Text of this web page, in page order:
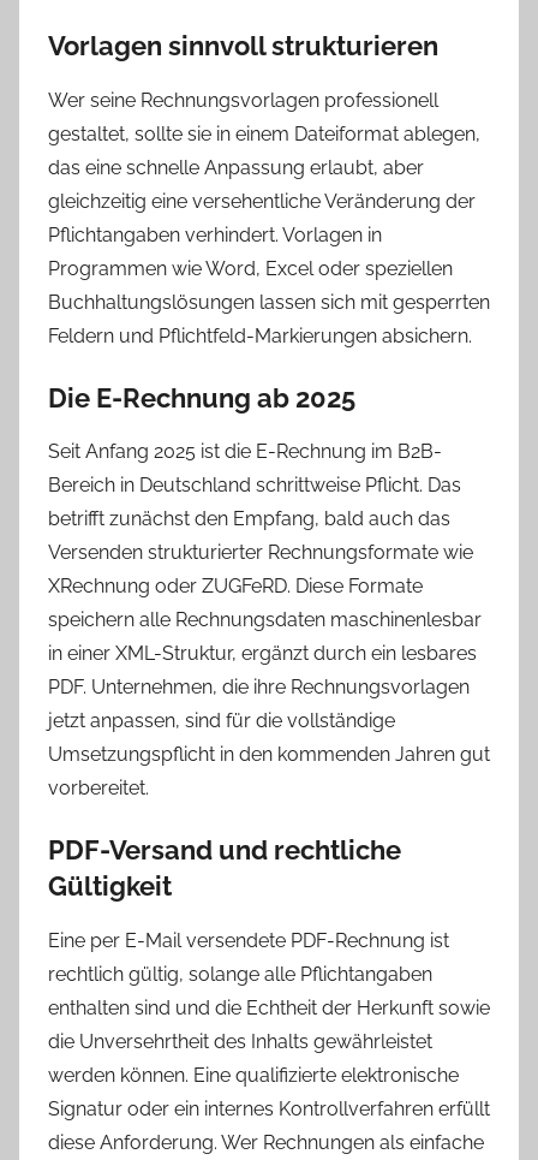
Vorlagen sinnvoll strukturieren
Wer seine Rechnungsvorlagen professionell
gestaltet, sollte sie in einem Dateiformat ablegen,
das eine schnelle Anpassung erlaubt, aber
gleichzeitig eine versehentliche Veränderung der
Pflichtangaben verhindert. Vorlagen in
Programmen wie Word, Excel oder speziellen
Buchhaltungslösungen lassen sich mit gesperrten
Feldern und Pflichtfeld-Markierungen absichern.
Die E-Rechnung ab 2025
Seit Anfang 2025 ist die E-Rechnung im B2B-
Bereich in Deutschland schrittweise Pflicht. Das
betrifft zunächst den Empfang, bald auch das
Versenden strukturierter Rechnungsformate wie
XRechnung oder ZUGFeRD. Diese Formate
speichern alle Rechnungsdaten maschinenlesbar
in einer XML-Struktur, ergänzt durch ein lesbares
PDF. Unternehmen, die ihre Rechnungsvorlagen
jetzt anpassen, sind für die vollständige
Umsetzungspflicht in den kommenden Jahren gut
vorbereitet.
PDF-Versand und rechtliche
Gültigkeit
Eine per E-Mail versendete PDF-Rechnung ist
rechtlich gültig, solange alle Pflichtangaben
enthalten sind und die Echtheit der Herkunft sowie
die Unversehrtheit des Inhalts gewährleistet
werden können. Eine qualifizierte elektronische
Signatur oder ein internes Kontrollverfahren erfüllt
diese Anforderung. Wer Rechnungen als einfache